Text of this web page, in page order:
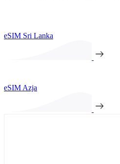
eSIM Sri Lanka
eSIM Azja